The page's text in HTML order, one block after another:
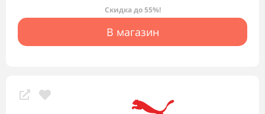
Скидка до 55%!
В магазин